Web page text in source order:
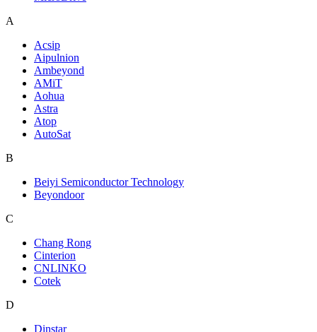
A
Acsip
Aipulnion
Ambeyond
AMiT
Aohua
Astra
Atop
AutoSat
B
Beiyi Semiconductor Technology
Beyondoor
C
Chang Rong
Cinterion
CNLINKO
Cotek
D
Dinstar